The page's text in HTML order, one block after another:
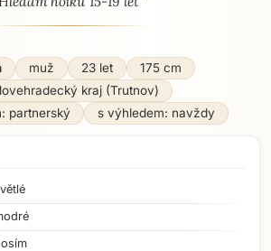
muž 23 let
175 cm
kraj (Trutnov)
partnerský
s výhledem: navždy